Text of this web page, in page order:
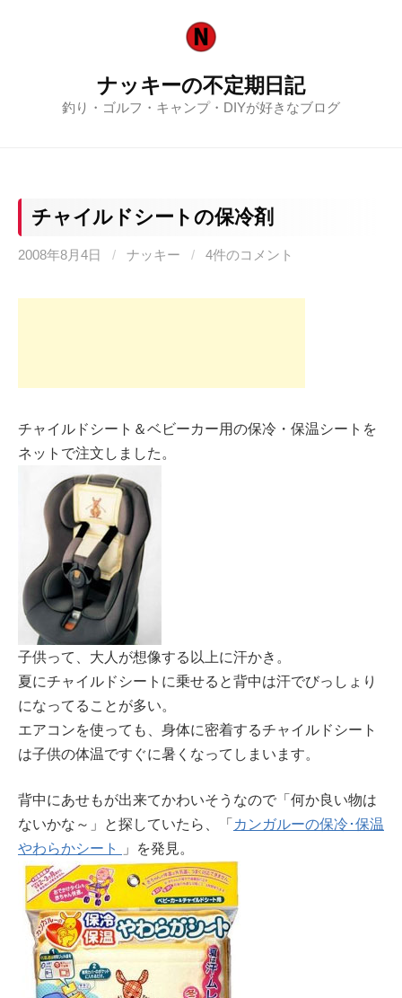
ナッキーの不定期日記
釣り・ゴルフ・キャンプ・DIYが好きなブログ
チャイルドシートの保冷剤
2008年8月4日 / ナッキー / 4件のコメント
チャイルドシート＆ベビーカー用の保冷・保温シートを
ネットで注文しました。
子供って、大人が想像する以上に汗かき。
夏にチャイルドシートに乗せると背中は汗でびっしょり
になってることが多い。
エアコンを使っても、身体に密着するチャイルドシート
は子供の体温ですぐに暑くなってしまいます。
背中にあせもが出来てかわいそうなので「何か良い物は
ないかな～」と探していたら、「 カンガルーの保冷･保温
やわらかシート
」を発見。